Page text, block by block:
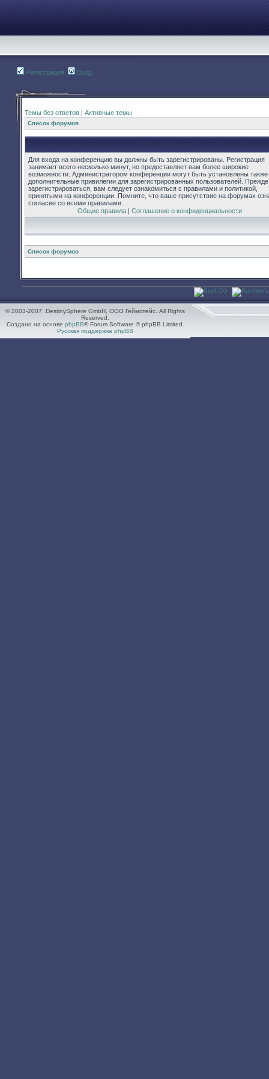
Регистрация Вход
Темы без ответов | Активные темы
Список форумов
Для входа на конференцию вы должны быть зарегистрированы. Регистрация
занимает всего несколько минут, но предоставляет вам более широкие
возможности. Администратором конференции могут быть установлены также
дополнительные привилегии для зарегистрированных пользователей.
зарегистрироваться, вам следует ознакомиться с правилами и политикой,
принятыми на конференции. Помните, что ваше присутствие на форумах
согласие со всеми правилами.
Общие правила| Соглашение о конфиденциальности
Список форумов
© 2003-2007. DestinySphere GmbH, ООО Геймспейс. All Rights
Reserved.
Создано на основе phpBB® Forum Software © phpBB Limited.
Русская поддержка phpBB